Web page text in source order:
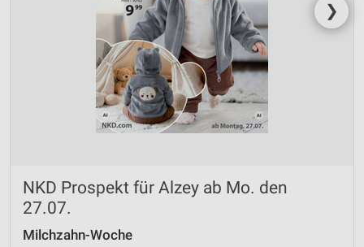
❯
NKD Prospekt für Alzey ab Mo. den
27.07.
Milchzahn-Woche